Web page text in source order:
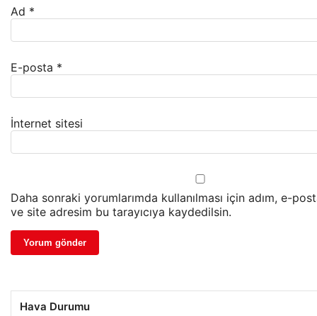
Ad *
E-posta *
İnternet sitesi
Daha sonraki yorumlarımda kullanılması için adım, e-
ve site adresim bu tarayıcıya kaydedilsin.
Hava Durumu